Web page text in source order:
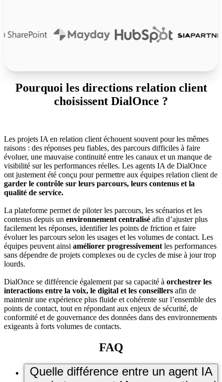
Pourquoi les directions relation client
choisissent DialOnce ?
Les projets IA en relation client échouent souvent pour les mêmes
raisons : des réponses peu fiables, des parcours difficiles à faire
évoluer, une mauvaise continuité entre les canaux et un manque de
visibilité sur les performances réelles. Les agents IA de DialOnce
ont justement été conçu pour permettre aux équipes relation client de
garder le contrôle sur leurs parcours, leurs contenus et la
qualité de service.
La plateforme permet de piloter les parcours, les scénarios et les
contenus depuis un environnement centralisé afin d’ajuster plus
facilement les réponses, identifier les points de friction et faire
évoluer les parcours selon les usages et les volumes de contact. Les
équipes peuvent ainsi améliorer progressivement les performances
sans dépendre de projets complexes ou de cycles de mise à jour trop
lourds.
DialOnce se différencie également par sa capacité à orchestrer les
interactions entre la voix, le digital et les conseillers afin de
maintenir une expérience plus fluide et cohérente sur l’ensemble des
points de contact, tout en répondant aux enjeux de sécurité, de
conformité et de gouvernance des données dans des environnements
exigeants à forts volumes de contacts.
FAQ
Quelle différence entre un agent IA